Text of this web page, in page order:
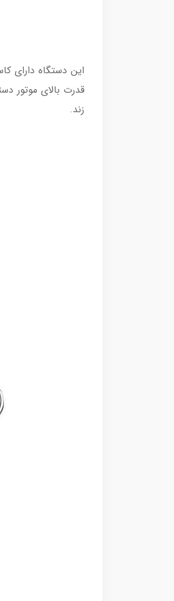
این دستگاه دارای
قدرت بالای موتور
زند.